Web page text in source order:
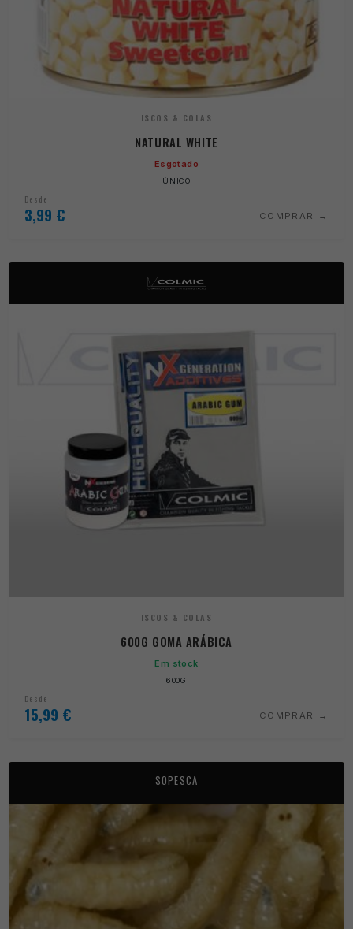
ISCOS & COLAS
NATURAL WHITE
Esgotado
ÚNICO
Desde
3,99 € COMPRAR
ISCOS & COLAS
600G GOMA ARÁBICA
Em stock
600G
Desde
15,99 € COMPRAR
SOPESCA